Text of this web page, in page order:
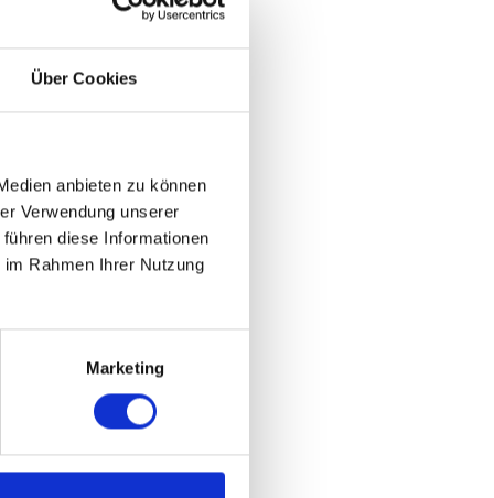
Über Cookies
anbieten zu können
Verwendung unserer
diese Informationen
Rahmen Ihrer Nutzung
Marketing